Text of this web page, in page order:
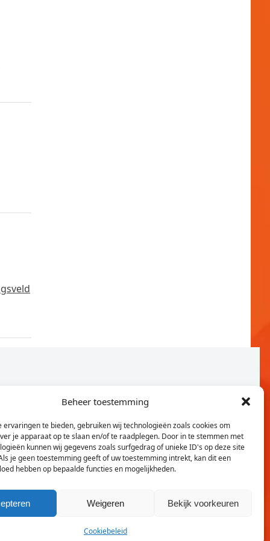
Beheer toestemming
ervaringen te bieden, gebruiken wij technologieën zoals cookies om
je apparaat op te slaan en/of te raadplegen. Door in te stemmen met
kunnen wij gegevens zoals surfgedrag of unieke ID's op deze site
je geen toestemming geeft of uw toestemming intrekt, kan dit een
hebben op bepaalde functies en mogelijkheden.
Weigeren Bekijk voorkeuren
Cookiebeleid
Twitter